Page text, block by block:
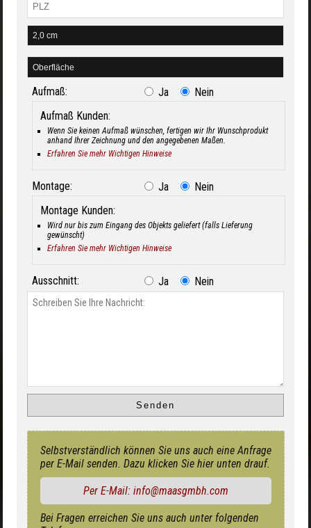
Aufmaß: Ja
Nein
Aufmaß Kunden:
Wenn Sie keinen Aufmaß wünschen, fertigen wir Ihr Wunschprodukt
anhand Ihrer Zeichnung und den angegebenen Maßen.
Erfahren Sie mehr Wichtigen Hinweise
Montage: Ja
Nein
Montage Kunden:
Wird nur bis zum Eingang des Objekts geliefert (falls Lieferung
gewünscht)
Erfahren Sie mehr Wichtigen Hinweise
Ausschnitt: Ja Nein
Selbstverständlich können Sie uns auch eine Anfrage
per E-Mail senden. Dazu klicken Sie hier unten drauf.
Per E-Mail: info@maasgmbh.com
Bei Fragen erreichen Sie uns auch unter folgenden